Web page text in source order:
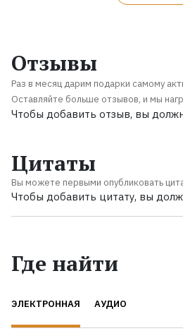
Отзывы
Раз в месяц дарим подарки самому
Оставляйте больше отзывов, и мы
Чтобы добавить отзыв, вы
Цитаты
Вы можете первыми опубликовать
Чтобы добавить цитату, вы
Где найти
ЭЛЕКТРОННАЯ АУДИО